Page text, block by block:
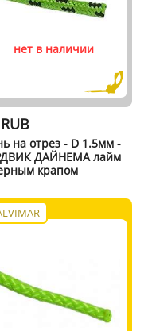
нет в наличии
на отрез - D 1.5мм -
ДАЙНЕМА лайм
крапом